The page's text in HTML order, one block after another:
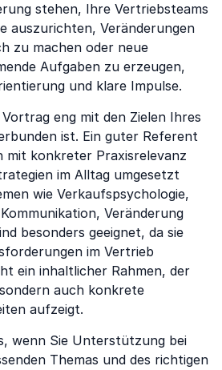
stehen, Ihre Vertriebsteams
auszurichten, Veränderungen
zu machen oder neue
Aufgaben zu erzeugen,
und klare Impulse.
eng mit den Zielen Ihres
ist. Ein guter Referent
mit konkreter Praxisrelevanz
im Alltag umgesetzt
wie Verkaufspsychologie,
Veränderung
besonders geeignet, da sie
im Vertrieb
ein inhaltlicher Rahmen, der
auch konkrete
aufzeigt.
wenn Sie Unterstützung bei
Themas und des richtigen